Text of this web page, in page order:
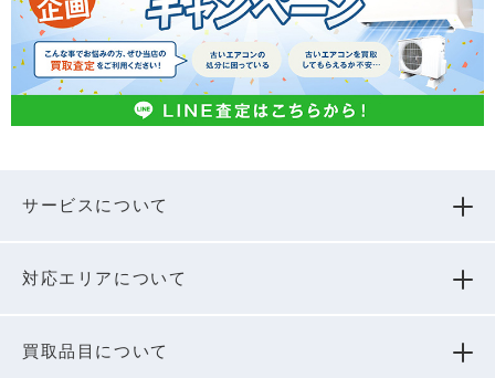
サービスについて
対応エリアについて
買取品⽬について